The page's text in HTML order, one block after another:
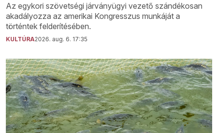
Az egykori szövetségi járványügyi vezető szándékosan
akadályozza az amerikai Kongresszus munkáját a
történtek felderítésében.
KULTÚRA2026. aug. 6. 17:35